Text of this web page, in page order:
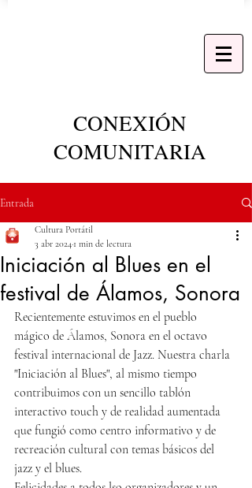
CONEXIÓN
COMUNITARIA
Entrada
Iniciación al Blues en el
festival de Álamos, Sonora
Cultura Portátil
3 abr 2024 1 min de lectura
Recientemente estuvimos en el pueblo
mágico de Álamos, Sonora en el octavo
festival internacional de Jazz. Nuestra charla
"Iniciación al Blues", al mismo tiempo
contribuimos con un sencillo tablón
interactivo touch y de realidad aumentada
que fungió como centro informativo y de
recreación cultural con temas básicos del
jazz y el blues.